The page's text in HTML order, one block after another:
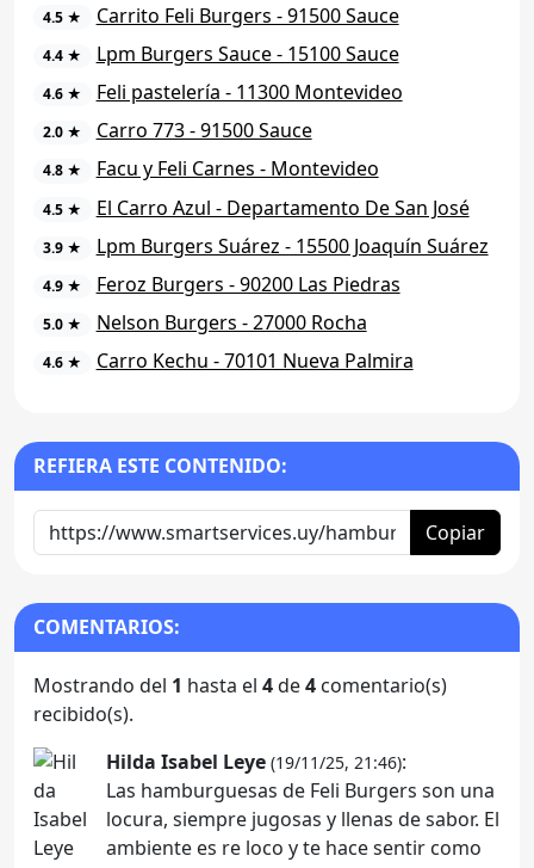
4.5 ★ Carrito Feli Burgers - 91500 Sauce
4.4 ★ Lpm Burgers Sauce - 15100 Sauce
4.6 ★ Feli pastelería - 11300 Montevideo
2.0 ★ Carro 773 - 91500 Sauce
4.8 ★ Facu y Feli Carnes - Montevideo
4.5 ★ El Carro Azul - Departamento De San José
3.9 ★ Lpm Burgers Suárez - 15500 Joaquín Suárez
4.9 ★ Feroz Burgers - 90200 Las Piedras
5.0 ★ Nelson Burgers - 27000 Rocha
4.6 ★ Carro Kechu - 70101 Nueva Palmira
REFIERA ESTE CONTENIDO:
Copiar
COMENTARIOS:
Mostrando del 1 hasta el 4de4 comentario(s)
recibido(s).
Hilda Isabel Leye (19/11/25, 21:46):
Las hamburguesas de Feli Burgers son una
locura, siempre jugosas y llenas de sabor. El
ambiente es re loco y te hace sentir como